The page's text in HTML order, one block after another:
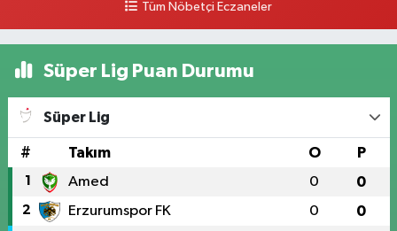
Tüm Nöbetçi Eczaneler
Süper Lig Puan Durumu
Süper Lig
# Takım O P
1 Amed 0 0
2 Erzurumspor FK 0 0